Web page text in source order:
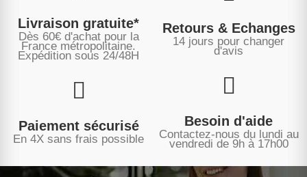
Livraison gratuite*
Dès 60€ d'achat pour la
France métropolitaine.
Expédition sous 24/48H
Retours & Echanges
14 jours pour changer
d'avis
Paiement sécurisé
En 4X sans frais possible
Besoin d'aide
Contactez-nous du lundi au
vendredi de 9h à 17h00